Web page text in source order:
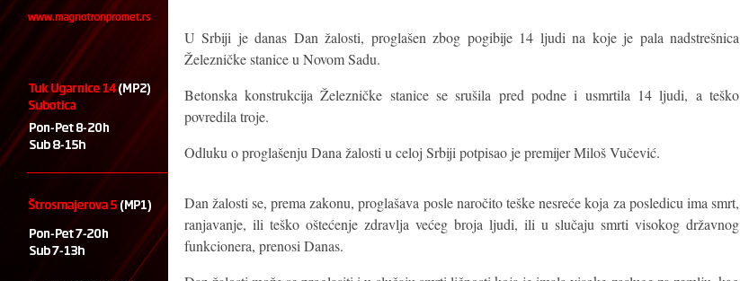
U Srbiji je danas Dan žalosti, proglašen zbog pogibije 14 ljudi na koje je pala nadstrešnica
Železničke stanice u Novom Sadu.
Betonska konstrukcija Železničke stanice se srušila pred podne i usmrtila 14 ljudi, a teško
povredila troje.
Odluku o proglašenju Dana žalosti u celoj Srbiji potpisao je premijer Miloš Vučević.
Dan žalosti se, prema zakonu, proglašava posle naročito teške nesreće koja za posledicu ima smrt,
ranjavanje, ili teško oštećenje zdravlja većeg broja ljudi, ili u slučaju smrti visokog državnog
funkcionera, prenosi Danas.